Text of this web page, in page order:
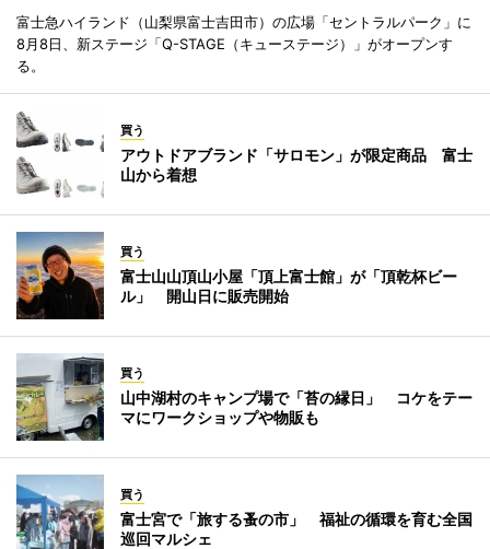
富士急ハイランド（山梨県富士吉田市）の広場「セントラルパーク」に
8月8日、新ステージ「Q-STAGE（キューステージ）」がオープンす
る。
買う
アウトドアブランド「サロモン」が限定商品 富士
山から着想
買う
富士山山頂山小屋「頂上富士館」が「頂乾杯ビー
ル」 開山日に販売開始
買う
山中湖村のキャンプ場で「苔の縁日」 コケをテー
マにワークショップや物販も
買う
富士宮で「旅する蚤の市」 福祉の循環を育む全国
巡回マルシェ